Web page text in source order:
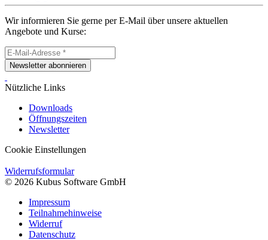
Wir informieren Sie gerne per E-Mail über unsere aktuellen
Angebote und Kurse:
Newsletter abonnieren
Nützliche Links
Downloads
Öffnungszeiten
Newsletter
Cookie Einstellungen
Widerrufsformular
© 2026 Kubus Software GmbH
Impressum
Teilnahmehinweise
Widerruf
Datenschutz